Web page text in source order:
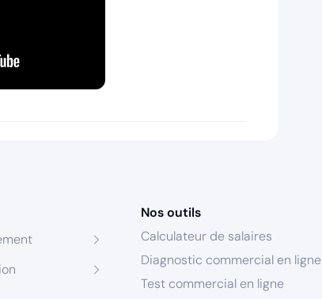
Nos outils
Calculateur de salaires
Diagnostic commercial en ligne
Test commercial en ligne